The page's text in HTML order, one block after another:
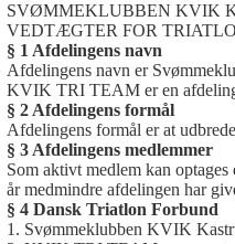
SVØMMEKLUBBEN KVIK
VEDTÆGTER FOR
§ 1 Afdelingens navn
Afdelingens navn er
KVIK TRI TEAM er en
§ 2 Afdelingens formål
Afdelingens formål er at
§ 3 Afdelingens medlemmer
Som aktivt medlem kan
år medmindre afdelingen har
§ 4 Dansk Triatlon Forbund
1. Svømmeklubben KVIK